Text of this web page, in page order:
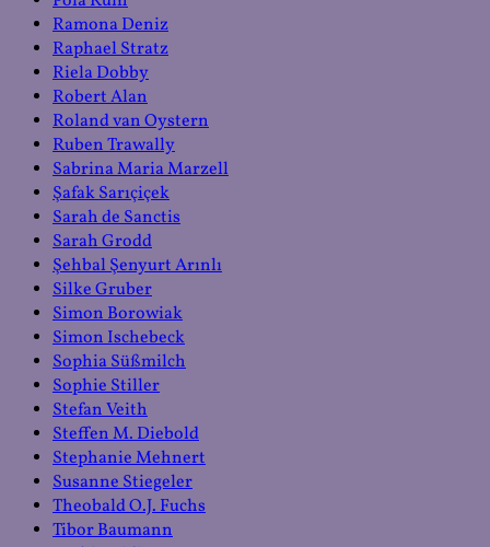
Ramona Deniz
Raphael Stratz
Riela Dobby
Robert Alan
Roland van Oystern
Ruben Trawally
Sabrina Maria Marzell
Şafak Sarıçiçek
Sarah de Sanctis
Sarah Grodd
Şehbal Şenyurt Arınlı
Silke Gruber
Simon Borowiak
Simon Ischebeck
Sophia Süßmilch
Sophie Stiller
Stefan Veith
Steffen M. Diebold
Stephanie Mehnert
Susanne Stiegeler
Theobald O.J. Fuchs
Tibor Baumann